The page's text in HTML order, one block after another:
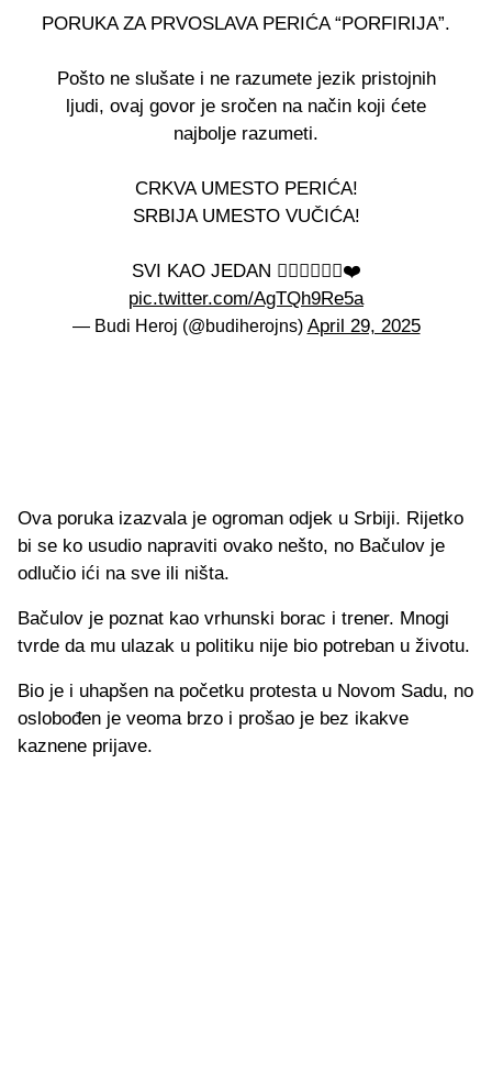
PORUKA ZA PRVOSLAVA PERIĆA “PORFIRIJA”.
Pošto ne slušate i ne razumete jezik pristojnih
ljudi, ovaj govor je sročen na način koji ćete
najbolje razumeti.
CRKVA UMESTO PERIĆA!
SRBIJA UMESTO VUČIĆA!
SVI KAO JEDAN 🖐🏻👊🏻🇷🇸❤️
pic.twitter.com/AgTQh9Re5a
— Budi Heroj (@budiherojns) April 29, 2025
Ova poruka izazvala je ogroman odjek u Srbiji. Rijetko
bi se ko usudio napraviti ovako nešto, no Bačulov je
odlučio ići na sve ili ništa.
Bačulov je poznat kao vrhunski borac i trener. Mnogi
tvrde da mu ulazak u politiku nije bio potreban u životu.
Bio je i uhapšen na početku protesta u Novom Sadu, no
oslobođen je veoma brzo i prošao je bez ikakve
kaznene prijave.